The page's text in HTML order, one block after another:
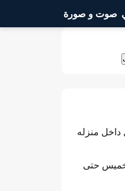
صوت و صورة
منزله
من الخميس حتى